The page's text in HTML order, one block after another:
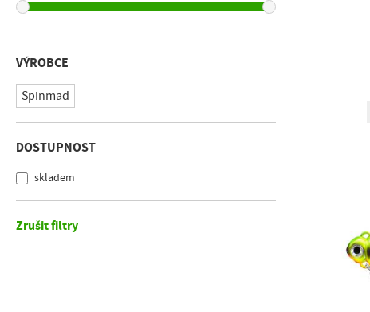
VÝROBCE
Spinmad
DOSTUPNOST
skladem
Zrušit filtry